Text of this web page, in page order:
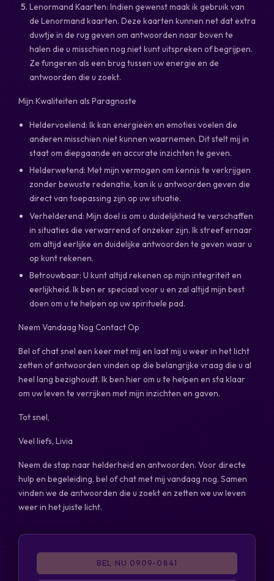
Lenormand Kaarten: Indien gewenst maak ik gebruik van
de Lenormand kaarten. Deze kaarten kunnen net dat extra
duwtje in de rug geven om antwoorden naar boven te
halen die u misschien nog niet kunt uitspreken of begrijpen.
Ze fungeren als een brug tussen uw energie en de
antwoorden die u zoekt.
Mijn Kwaliteiten als Paragnoste
Heldervoelend: Ik kan energieën en emoties voelen die
anderen misschien niet kunnen waarnemen. Dit stelt mij in
staat om diepgaande en accurate inzichten te geven.
Helderwetend: Met mijn vermogen om kennis te verkrijgen
zonder bewuste redenatie, kan ik u antwoorden geven die
direct van toepassing zijn op uw situatie.
Verhelderend: Mijn doel is om u duidelijkheid te verschaffen
in situaties die verwarrend of onzeker zijn. Ik streef ernaar
om altijd eerlijke en duidelijke antwoorden te geven waar u
op kunt rekenen.
Betrouwbaar: U kunt altijd rekenen op mijn integriteit en
eerlijkheid. Ik ben er speciaal voor u en zal altijd mijn best
doen om u te helpen op uw spirituele pad.
Neem Vandaag Nog Contact Op
Bel of chat snel een keer met mij en laat mij u weer in het licht
zetten of antwoorden vinden op die belangrijke vraag die u al
heel lang bezighoudt. Ik ben hier om u te helpen en sta klaar
om uw leven te verrijken met mijn inzichten en gaven.
Tot snel,
Veel liefs, Livia
Neem de stap naar helderheid en antwoorden. Voor directe
hulp en begeleiding, bel of chat met mij vandaag nog. Samen
vinden we de antwoorden die u zoekt en zetten we uw leven
weer in het juiste licht.
BEL NU 0909-0841